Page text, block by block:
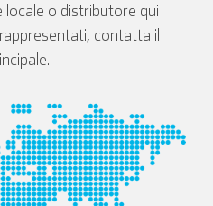
o distributore qui
contatta il